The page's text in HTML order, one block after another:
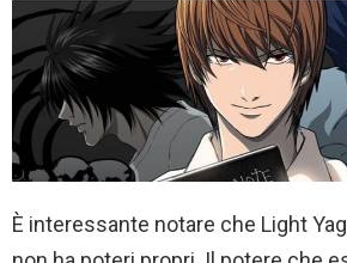
È interessante notare che Light